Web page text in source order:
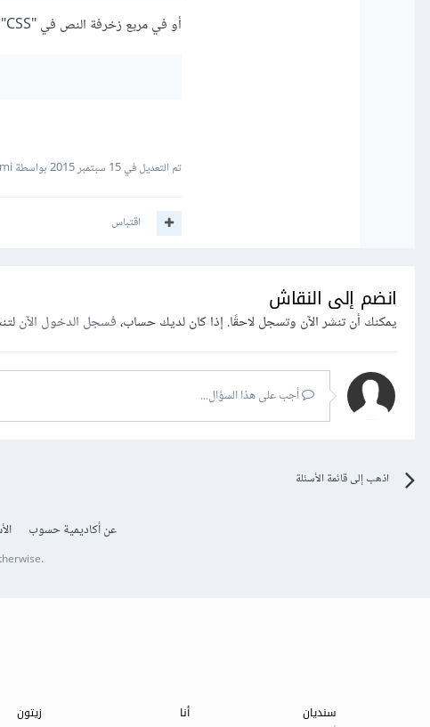
أو في مربع زخرفة النص في "CSS" ضع التالي:
تم التعديل في15 سبتمبر 2015 بواسطة mutaz_hakmi
اقتباس
انضم إلى النقاش
يمكنك أن تنشر الآن وتسجل لاحقًا. إذا كان لديك حساب،فسجل الدخول الآن
أجب على هذا السؤال...
اذهب إلى قائمة الأسئلة
عن أكاديمية حسوب